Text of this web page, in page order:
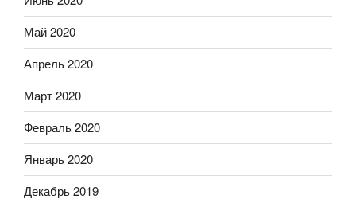
Май 2020
Апрель 2020
Март 2020
Февраль 2020
Январь 2020
Декабрь 2019